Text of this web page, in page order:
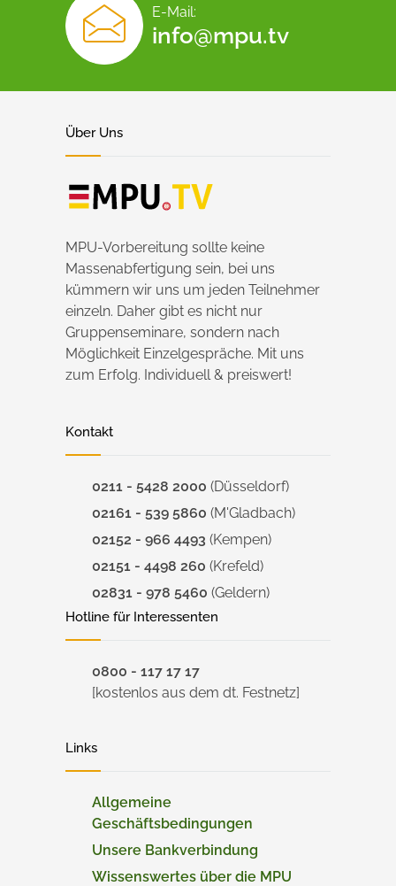
E-Mail:
info@mpu.tv
Über Uns
MPU-Vorbereitung sollte keine
Massenabfertigung sein, bei uns
kümmern wir uns um jeden Teilnehmer
einzeln. Daher gibt es nicht nur
Gruppenseminare, sondern nach
Möglichkeit Einzelgespräche. Mit uns
zum Erfolg. Individuell & preiswert!
Kontakt
0211 - 5428 2000 (Düsseldorf)
02161 - 539 5860 (M'Gladbach)
02152 - 966 4493 (Kempen)
02151 - 4498 260 (Krefeld)
02831 - 978 5460 (Geldern)
Hotline für Interessenten
0800 - 117 17 17
[kostenlos aus dem dt. Festnetz]
Links
Allgemeine
Geschäftsbedingungen
Unsere Bankverbindung
Wissenswertes über die MPU